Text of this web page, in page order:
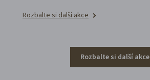
Rozbalte si další akce
Rozbalte si další akce